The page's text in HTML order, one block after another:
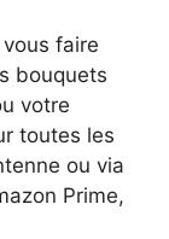
faire
bouquets
votre
toutes les
ou via
Prime,